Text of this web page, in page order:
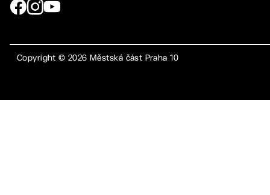
Copyright ©2026 Městská část Praha 10